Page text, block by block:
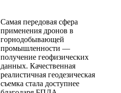
Самая передовая сфера
применения дронов в
горнодобывающей
промышленности —
получение геофизических
данных. Качественная
реалистичная геодезическая
съемка стала доступнее